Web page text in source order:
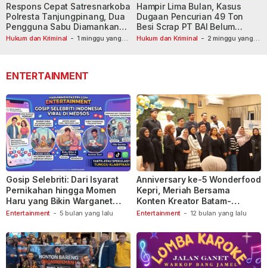
Hukum dan Kriminal - 1 minggu yang
Respons Cepat Satresnarkoba
Polresta Tanjungpinang, Dua
Pengguna Sabu Diamankan
Usai Dilaporkan ke Call Center
Hukum dan Kriminal - 2 minggu yang
Hampir Lima Bulan, Kasus
Dugaan Pencurian 49 Ton
Besi Scrap PT BAI Belum
Tetapkan Tersangka
ENTERTAINMENT
Entertainment - 5 bulan yang lalu
Gosip Selebriti: Dari Isyarat
Pernikahan hingga Momen
Haru yang Bikin Warganet
Berspekulasi
Entertainment - 12 bulan yang lalu
Anniversary ke-5 Wonderfood
Kepri, Meriah Bersama
Konten Kreator Batam-
Tanjungpinang